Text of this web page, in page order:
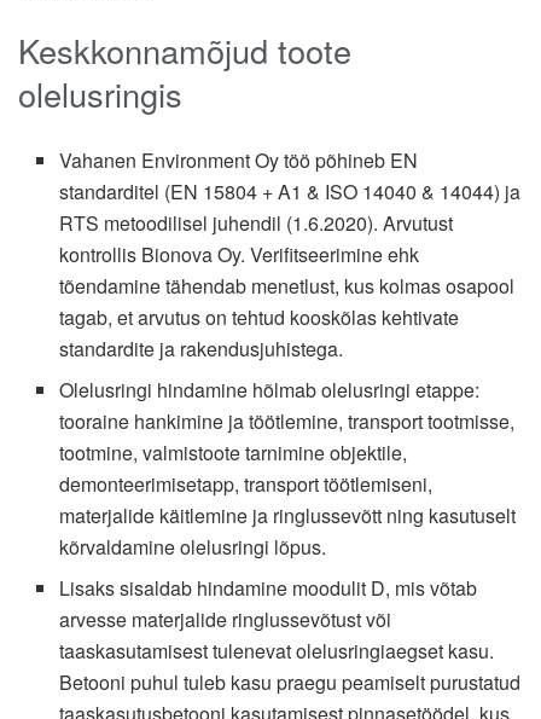
Keskkonnamõjud toote
olelusringis
Vahanen Environment Oy töö põhineb EN
standarditel (EN 15804 + A1 & ISO 14040 & 14044) ja
RTS metoodilisel juhendil (1.6.2020). Arvutust
kontrollis Bionova Oy. Verifitseerimine ehk
tõendamine tähendab menetlust, kus kolmas osapool
tagab, et arvutus on tehtud kooskõlas kehtivate
standardite ja rakendusjuhistega.
Olelusringi hindamine hõlmab olelusringi etappe:
tooraine hankimine ja töötlemine, transport tootmisse,
tootmine, valmistoote tarnimine objektile,
demonteerimisetapp, transport töötlemiseni,
materjalide käitlemine ja ringlussevõtt ning kasutuselt
kõrvaldamine olelusringi lõpus.
Lisaks sisaldab hindamine moodulit D, mis võtab
arvesse materjalide ringlussevõtust või
taaskasutamisest tulenevat olelusringiaegset kasu.
Betooni puhul tuleb kasu praegu peamiselt purustatud
taaskasutusbetooni kasutamisest pinnasetöödel, kus